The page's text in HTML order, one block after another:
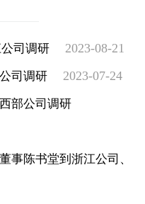
司调研 2023-08-21
司调研 2023-07-24
部公司调研
事陈书堂到浙江公司、